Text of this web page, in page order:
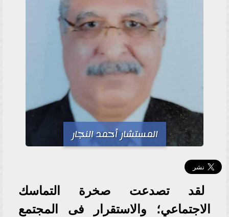
المستشار أحمد النجار
لقد تصدعت صخرة التماسك
الاجتماعي؛ والاستقرار فى المجتمع